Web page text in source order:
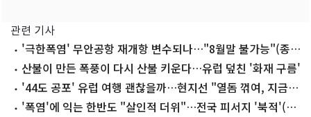
관련 기사
'극한폭염' 무안공항 재개항 변수되나…"8월말 불가능"(종
합)산불이 만든 폭풍이 다시 산불 키운다…유럽 덮친 '화재 구름'
'44도 공포' 유럽 여행 괜찮을까…현지선 "열돔 꺾여, 지금이
적기"
'폭염'에 익는 한반도 "살인적 더위"…전국 피서지 '북적'(종